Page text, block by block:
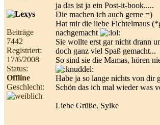
Beiträge
7442
Registriert:
17/6/2008
Status:
Offline
Geschlecht:
ja das ist ja ein Post-it-book.....
Die machen ich auch gerne =)
Hat mir die liebe Fichtelmaus
nachgemacht
Sie wollte erst gar nicht drann
doch ganz viel Spaß gemacht...
So sind sie die Mamas, hören
Habe ja so lange nichts von dir
Schön das ich mal wieder was
Liebe Grüße, Sylke